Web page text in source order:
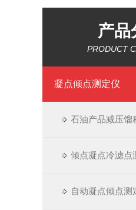
产品
PRODUCT
凝点倾点测定仪
石油产品减压馏
倾点凝点冷滤点
自动凝点倾点测